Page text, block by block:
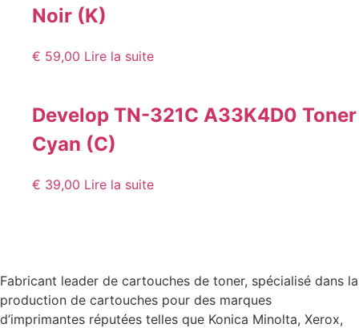
Noir (K)
€ 59,00 Lire la suite
Develop TN-321C A33K4D0 Toner
Cyan (C)
€ 39,00 Lire la suite
Fabricant leader de cartouches de toner, spécialisé dans la
production de cartouches pour des marques
d’imprimantes réputées telles que Konica Minolta, Xerox,